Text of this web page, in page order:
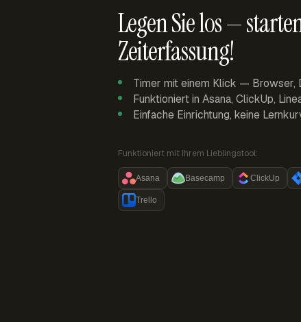
Legen Sie los —
Zeiterfassung!
Timer mit einem Klick — Browser,
Funktioniert in Asana, ClickUp,
Einfache Einrichtung, keine
Funktioniert mit Ihrem Lieblingstool:
Asana Basecamp ClickUp
Trello